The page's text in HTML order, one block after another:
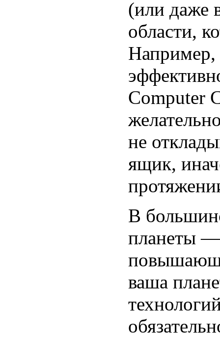
(или даже
области,
Например,
Computer
не
ящик,
В
планеты —
ваша